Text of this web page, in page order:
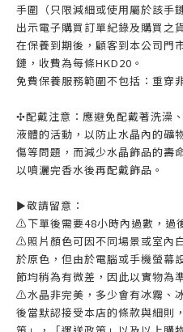
手圍（只限減細或使用屬於該手
出示電子購買訂單紀錄及購買之
在保養到期後，顧客到本公司門
鏈，收費為每條HKD20。
免費保養服務範圍不包括：重穿
✣配戴注意：應避免配戴著洗澡
液體的活動，以防止水晶內的礦
傷等問題，而減少水晶飾品的壽
以噴灑完香水後再配戴飾品。
►敬請留意：
⚠️下單後需要48小時內過數，過
⚠️照片顏色可因不同場景或室內
於原色，但由於電腦或手機螢幕
節均稍為有微差，因此以實物為
⚠️水晶非完美，多少會有冰霧、
後當默認接受本店的條款與細則